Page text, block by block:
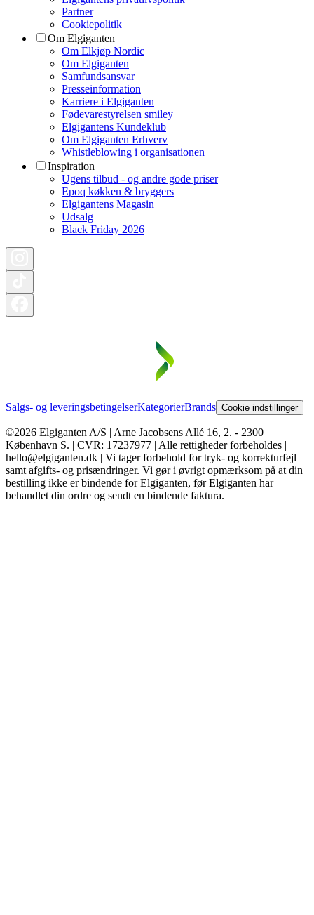
Partner
Cookiepolitik
Om Elgiganten
Om Elkjøp Nordic
Om Elgiganten
Samfundsansvar
Presseinformation
Karriere i Elgiganten
Fødevarestyrelsen smiley
Elgigantens Kundeklub
Om Elgiganten Erhverv
Whistleblowing i organisationen
Inspiration
Ugens tilbud - og andre gode priser
Epoq køkken & bryggers
Elgigantens Magasin
Udsalg
Black Friday 2026
Salgs- og leveringsbetingelserKategorierBrands Cookie indstillinger
©2026 Elgiganten A/S | Arne Jacobsens Allé 16, 2. - 2300
København S. | CVR: 17237977 | Alle rettigheder forbeholdes |
hello@elgiganten.dk | Vi tager forbehold for tryk- og korrekturfejl
samt afgifts- og prisændringer. Vi gør i øvrigt opmærksom på at din
bestilling ikke er bindende for Elgiganten, før Elgiganten har
behandlet din ordre og sendt en bindende faktura.